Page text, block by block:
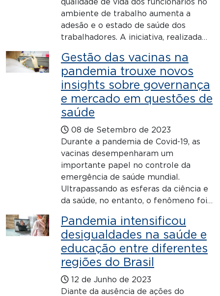
qualidade de vida dos funcionários no
ambiente de trabalho aumenta a
adesão e o estado de saúde dos
trabalhadores. A iniciativa, realizada…
Gestão das vacinas na
pandemia trouxe novos
insights sobre governança
e mercado em questões de
saúde
08 de Setembro de 2023
Durante a pandemia de Covid-19, as
vacinas desempenharam um
importante papel no controle da
emergência de saúde mundial.
Ultrapassando as esferas da ciência e
da saúde, no entanto, o fenômeno foi…
Pandemia intensificou
desigualdades na saúde e
educação entre diferentes
regiões do Brasil
12 de Junho de 2023
Diante da ausência de ações do